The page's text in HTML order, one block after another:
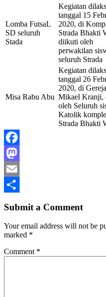
Lomba FutsaL
SD seluruh
Stada
Kegiatan
tanggal 15
2020, di
Strada Bhakti
diikuti oleh
perwakilan
seluruh Strada
Misa Rabu Abu
Kegiatan
tanggal 26
2020, di
Mikael Kranji,
oleh Seluruh
Katolik
Strada Bhakti
Facebook
Mastodon
Email
Submit a Comment
Your email address will not be
marked *
Comment *